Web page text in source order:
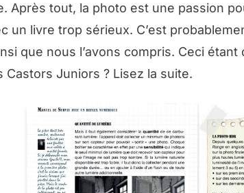
Après tout, la photo est une passion
un livre trop sérieux. C’est
que nous l’avons compris. Ceci
Castors Juniors ? Lisez la suite.